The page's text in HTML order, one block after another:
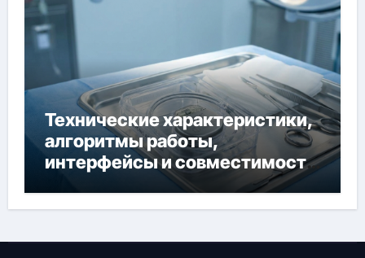
Технические характеристики,
алгоритмы работы,
интерфейсы и совместимость
двухкамерного ЭКС Apollo DR